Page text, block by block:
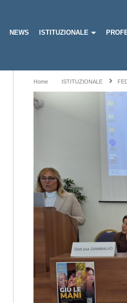
NEWS ISTITUZIONALE
Home ISTITUZIONALE